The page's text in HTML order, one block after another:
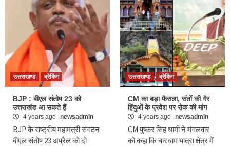
उत्तराखण्ड ब्रेकिंग
BJP : बीएल संतोष 23 को
उत्तराखंड आ सकते हैं
4 years ago newsadmin
BJP के राष्ट्रीय महामंत्री संगठन
बीएल संतोष 23 अप्रैल को दो
उत्तराखण्ड ब्रेकिंग
CM का बड़ा फैसला, संतों की गैर
हिंदुओं के प्रवेश पर रोक की मांग
4 years ago newsadmin
CM पुष्कर सिंह धामी ने मंगलवार
को कहा कि चारधाम यात्रा क्षेत्र में